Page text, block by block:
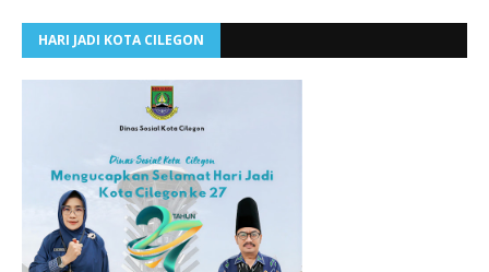
HARI JADI KOTA CILEGON